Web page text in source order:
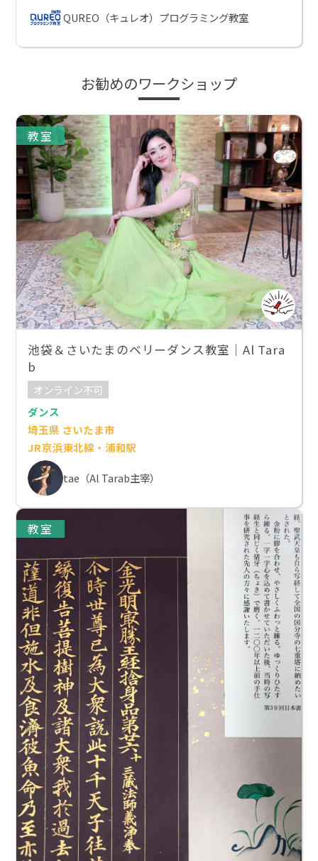
QUREO（キュレオ）プログラミング教室
お勧めのワークショップ
教室
池袋＆さいたまのベリーダンス教室｜Al Tara
b
オンライン不可
ダンス
埼玉県 さいたま市
JR京浜東北線・浦和駅
tae（Al Tarab主宰）
教室